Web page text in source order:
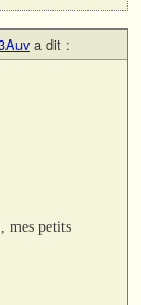
a dit :
mes petits